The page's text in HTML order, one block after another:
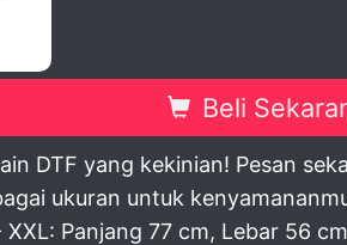
Beli
DTF yang kekinian! Pesan
ukuran untuk
Panjang 77 cm, Lebar 56